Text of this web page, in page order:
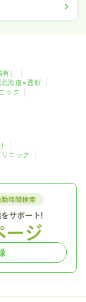
）
北海道×透析
ック
ニック